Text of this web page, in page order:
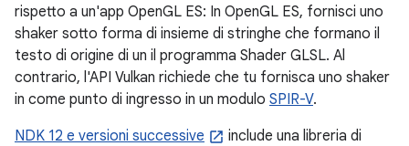
rispetto a un'app OpenGL ES: In OpenGL ES, fornisci uno
shaker sotto forma di insieme di stringhe che formano il
testo di origine di un il programma Shader GLSL. Al
contrario, l'API Vulkan richiede che tu fornisca uno shaker
in come punto di ingresso in un modulo SPIR-V.
NDK 12 e versioni successive
include una libreria di